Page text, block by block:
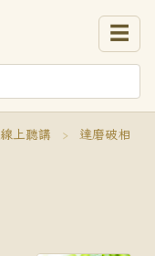
☰
線上聽講 ›
達磨破相